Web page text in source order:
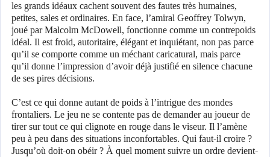
les grands idéaux cachent souvent des fautes très humaines,
petites, sales et ordinaires. En face, l’amiral Geoffrey Tolwyn,
joué par Malcolm McDowell, fonctionne comme un contrepoids
idéal. Il est froid, autoritaire, élégant et inquiétant, non pas parce
qu’il se comporte comme un méchant caricatural, mais parce
qu’il donne l’impression d’avoir déjà justifié en silence chacune
de ses pires décisions.
C’est ce qui donne autant de poids à l’intrigue des mondes
frontaliers. Le jeu ne se contente pas de demander au joueur de
tirer sur tout ce qui clignote en rouge dans le viseur. Il l’amène
peu à peu dans des situations inconfortables. Qui faut-il croire ?
Jusqu’où doit-on obéir ? À quel moment suivre un ordre devient-